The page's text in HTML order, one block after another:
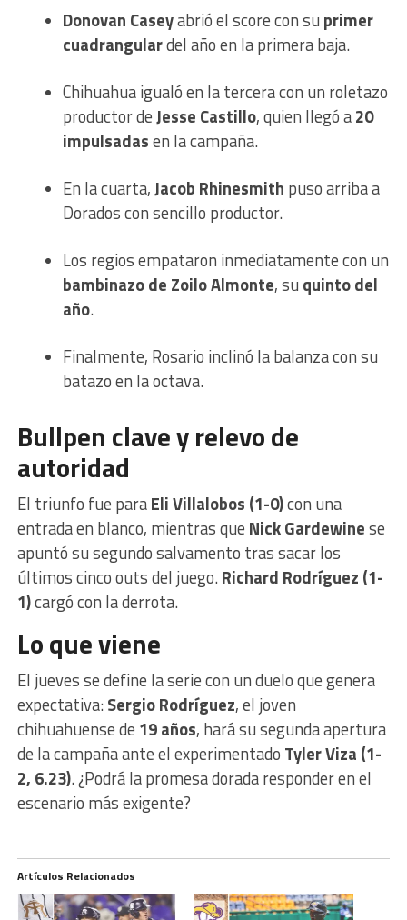
Donovan Caseyabrió el score con su primer
cuadrangulardel año en la primera baja.
Chihuahua igualó en la tercera con un roletazo
productor deJesse Castillo, quien llegó a20
impulsadasen la campaña.
En la cuarta,Jacob Rhinesmith puso arriba a
Dorados con sencillo productor.
Los regios empataron inmediatamente con un
bambinazo de Zoilo Almonte, su quinto del
año.
Finalmente, Rosario inclinó la balanza con su
batazo en la octava.
Bullpen clave y relevo de
autoridad
El triunfo fue paraEli Villalobos (1-0)con una
entrada en blanco, mientras que Nick Gardewinese
apuntó su segundo salvamento tras sacar los
últimos cinco outs del juego.Richard Rodríguez (1-
1)cargó con la derrota.
Lo que viene
El jueves se define la serie con un duelo que genera
expectativa:Sergio Rodríguez, el joven
chihuahuense de 19 años, hará su segunda apertura
de la campaña ante el experimentado Tyler Viza (1-
2, 6.23). ¿Podrá la promesa dorada responder en el
escenario más exigente?
Artículos Relacionados